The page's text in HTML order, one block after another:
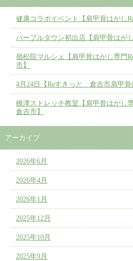
健康コラボイベント【肩甲骨はがし
パープルタウン初出店【肩甲骨はがし
嶺松院マルシェ【肩甲骨はがし専門
市】
4月24日【Reすきっと 倉吉市肩甲骨
橋津ストレッチ教室【肩甲骨はがし
倉吉市】
アーカイブ
2026年6月
2026年4月
2026年1月
2025年12月
2025年10月
2025年9月